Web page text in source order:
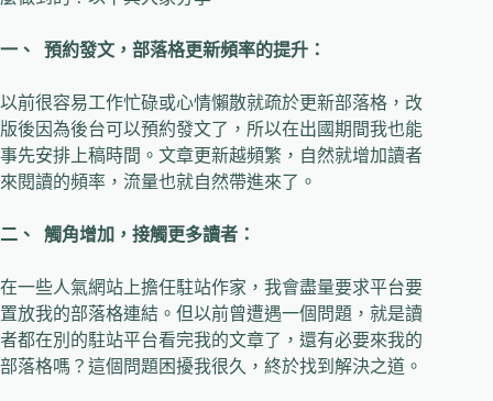
一、 預約發文，部落格更新頻率的提升：
以前很容易工作忙碌或心情懶散就疏於更新部落格，改
版後因為後台可以預約發文了，所以在出國期間我也能
事先安排上稿時間。文章更新越頻繁，自然就增加讀者
來閱讀的頻率，流量也就自然帶進來了。
二、 觸角增加，接觸更多讀者：
在一些人氣網站上擔任駐站作家，我會盡量要求平台要
置放我的部落格連結。但以前曾遭遇一個問題，就是讀
者都在別的駐站平台看完我的文章了，還有必要來我的
部落格嗎？這個問題困擾我很久，終於找到解決之道。